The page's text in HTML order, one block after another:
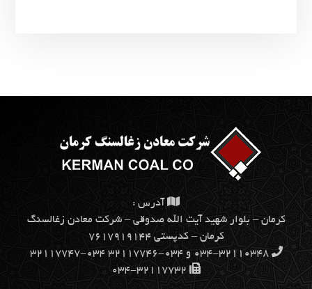
آدرس :
كرمان – بلوار شهيد آيت الله صدوقي – شركت معادن زغالسنگ
كرمان – کدپستی ۷۶۱۷۹۱۹۱۴۴
۰۳۴-۳۲۱۱۰۳۴۸ و ۰۳۴-۳۲۱۱۷۷۴۶ ۰۳۴-۳۲۱۱۷۷۴۷
۰۳۴-۳۲۱۱۷۷۳۲